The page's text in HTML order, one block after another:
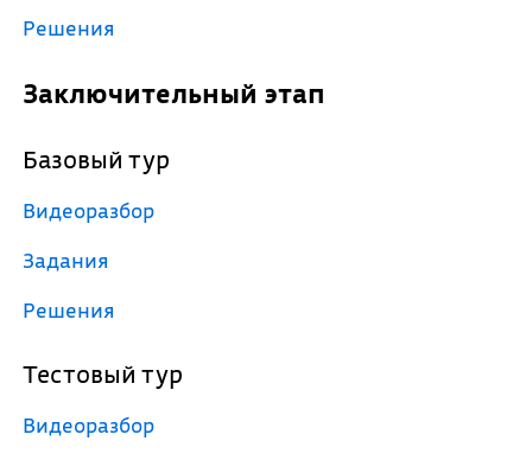
Решения
Заключительный этап
Базовый тур
Видеоразбор
Задания
Решения
Тестовый тур
Видеоразбор